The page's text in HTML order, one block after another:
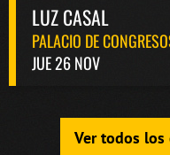
LUZ CASAL
PALACIO DE
JUE 26 NOV
Ver todos los